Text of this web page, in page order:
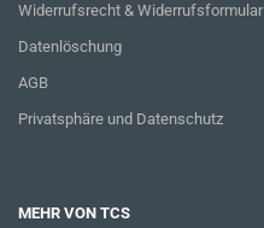
Widerrufsrecht & Widerrufsformular
Datenlöschung
AGB
Privatsphäre und Datenschutz
MEHR VON TCS